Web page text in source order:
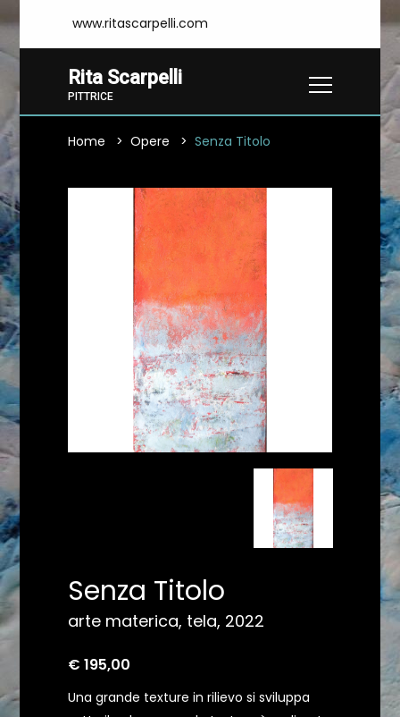
www.ritascarpelli.com
Rita Scarpelli
PITTRICE
Home Opere Senza Titolo
Senza Titolo
arte materica, tela, 2022
€ 195,00
Una grande texture in rilievo si sviluppa